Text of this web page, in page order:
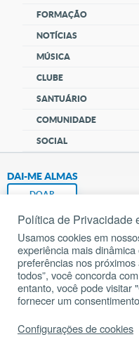
FORMAÇÃO
NOTÍCIAS
MÚSICA
CLUBE
SANTUÁRIO
COMUNIDADE
SOCIAL
DAI-ME ALMAS
DOAR
Fundação
Pedido de
Mapa do
Política de Privacidade
Usamos cookies em
experiência mais
preferências nos
todos”, você concorda
entanto, você pode visitar
fornecer um
Configurações de cookies